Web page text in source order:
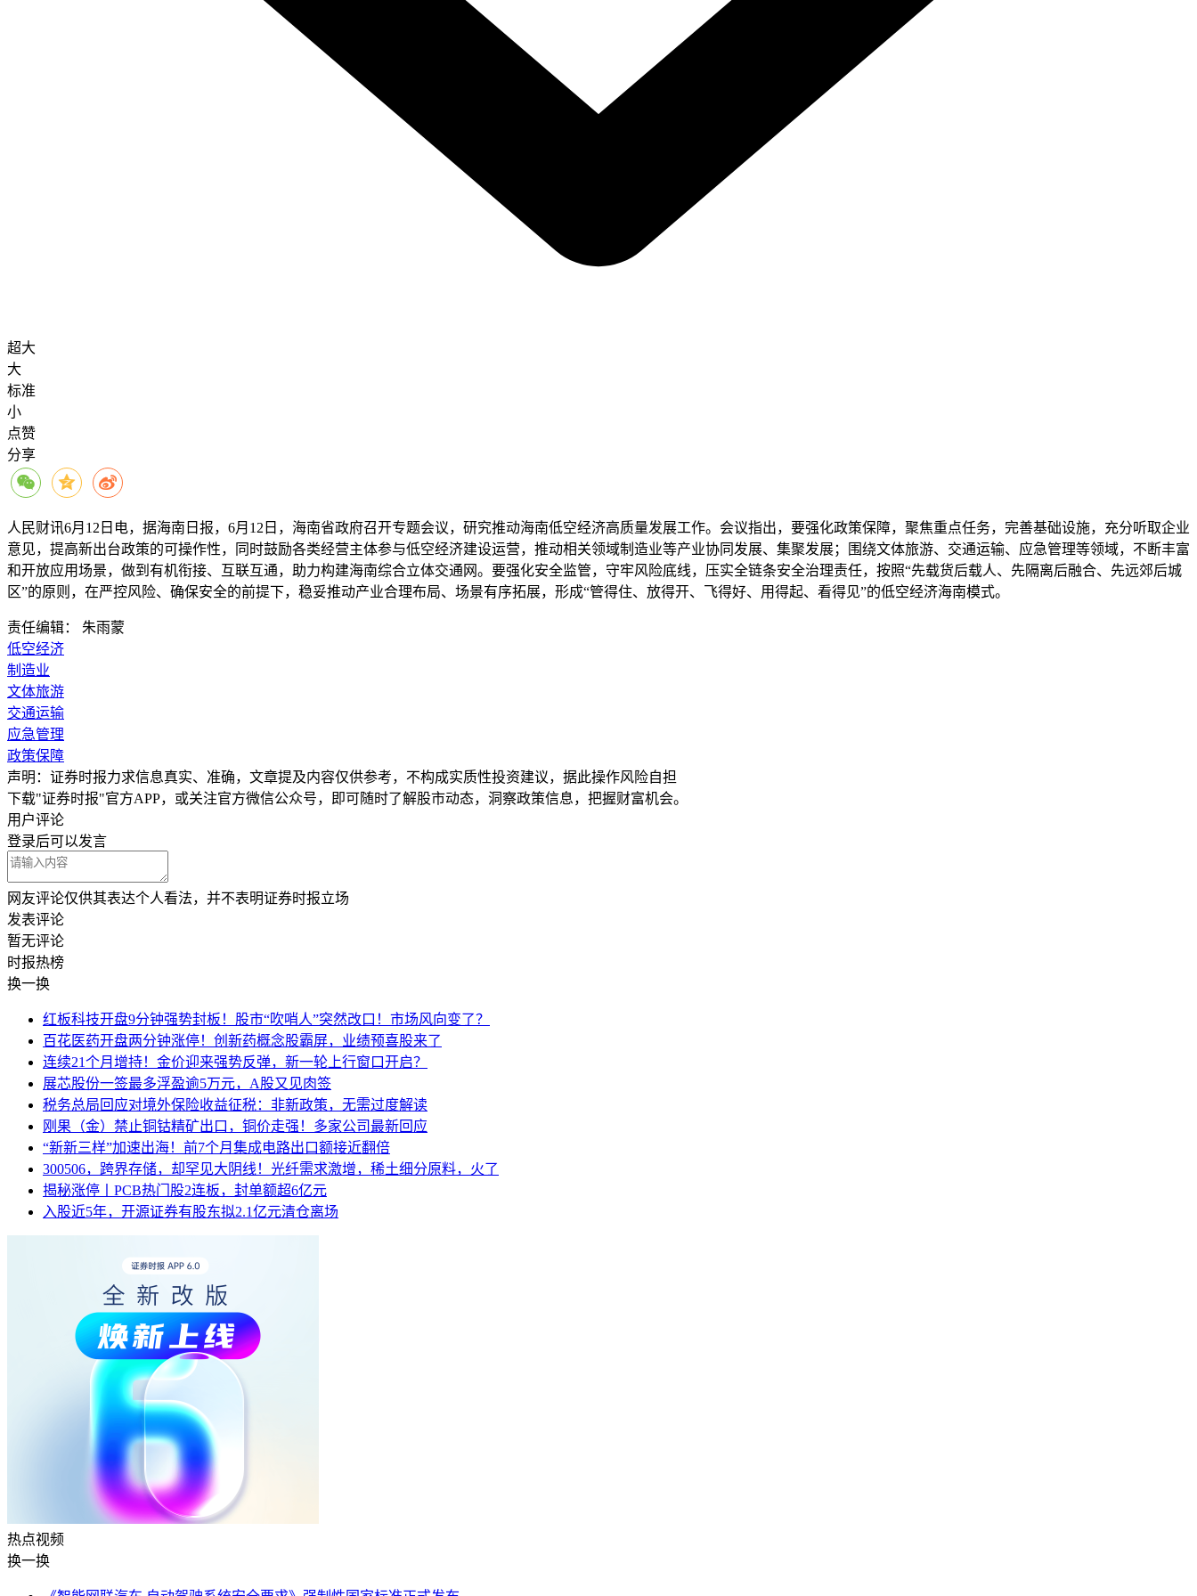
超大
大
标准
小
点赞
分享
人民财讯6月12日电， 据海南日报，6月12日，海南省政府召开专题会议，研究推动海南低空经济高质量发展工作。会议指出，要强化政策保障，聚焦重点任务，完善基础设施，充分听取企业
意见，提高新出台政策的可操作性，同时鼓励各类经营主体参与低空经济建设运营，推动相关领域制造业等产业协同发展、集聚发展；围绕文体旅游、交通运输、应急管理等领域，不断丰富
和开放应用场景，做到有机衔接、互联互通，助力构建海南综合立体交通网。要强化安全监管，守牢风险底线，压实全链条安全治理责任，按照“先载货后载人、先隔离后融合、先远郊后城
区”的原则，在严控风险、确保安全的前提下，稳妥推动产业合理布局、场景有序拓展，形成“管得住、放得开、飞得好、用得起、看得见”的低空经济海南模式。
责任编辑： 朱雨蒙
低空经济
制造业
文体旅游
交通运输
应急管理
政策保障
声明：证券时报力求信息真实、准确，文章提及内容仅供参考，不构成实质性投资建议，据此操作风险自担
下载"证券时报"官方APP，或关注官方微信公众号，即可随时了解股市动态，洞察政策信息，把握财富机会。
用户评论
登录后可以发言
网友评论仅供其表达个人看法，并不表明证券时报立场
发表评论
暂无评论
时报热榜
换一换
红板科技开盘9分钟强势封板！股市“吹哨人”突然改口！市场风向变了？
百花医药开盘两分钟涨停！创新药概念股霸屏，业绩预喜股来了
连续21个月增持！金价迎来强势反弹，新一轮上行窗口开启？
展芯股份一签最多浮盈逾5万元，A股又见肉签
税务总局回应对境外保险收益征税：非新政策，无需过度解读
刚果（金）禁止铜钴精矿出口，铜价走强！多家公司最新回应
“新新三样”加速出海！前7个月集成电路出口额接近翻倍
300506，跨界存储，却罕见大阴线！光纤需求激增，稀土细分原料，火了
揭秘涨停丨PCB热门股2连板，封单额超6亿元
入股近5年，开源证券有股东拟2.1亿元清仓离场
热点视频
换一换